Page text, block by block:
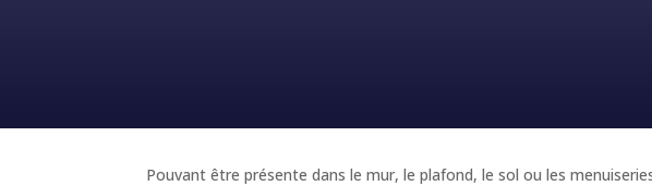
Pouvant être présente dans le mur, le plafond, le sol ou les